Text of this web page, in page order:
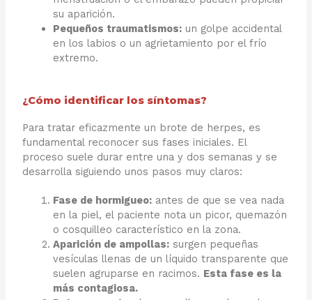
su aparición.
Pequeños traumatismos: un golpe accidental
en los labios o un agrietamiento por el frío
extremo.
¿Cómo identificar los síntomas?
Para tratar eficazmente un brote de herpes, es
fundamental reconocer sus fases iniciales. El
proceso suele durar entre una y dos semanas y se
desarrolla siguiendo unos pasos muy claros:
Fase de hormigueo: antes de que se vea nada
en la piel, el paciente nota un picor, quemazón
o cosquilleo característico en la zona.
Aparición de ampollas: surgen pequeñas
vesículas llenas de un líquido transparente que
suelen agruparse en racimos. Esta fase es la
más contagiosa.